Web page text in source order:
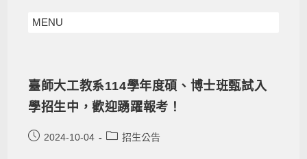
MENU
臺師大工教系114學年度碩、博士班甄試入
學招生中，歡迎踴躍報考！
2024-10-04 招生公告